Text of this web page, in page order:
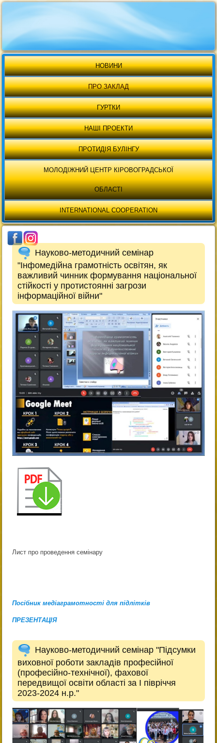
НОВИНИ
ПРО ЗАКЛАД
ГУРТКИ
НАШІ ПРОЕКТИ
ПРОТИДІЯ БУЛІНГУ
МОЛОДІЖНИЙ ЦЕНТР КІРОВОГРАДСЬКОЇ
ОБЛАСТІ
INTERNATIONAL COOPERATION
Науково-методичний семінар
"Інфомедійна грамотність освітян, як
важливий чинник формування національної
стійкості у протистоянні загрози
інформаційної війни"
Лист про проведення семінару
Посібник медіаграмотності для підлітків
ПРЕЗЕНТАЦІЯ
Науково-методичний семінар "Підсумки
виховної роботи закладів професійної
(професійно-технічної), фахової
передвищої освіти області за І півріччя
2023-2024 н.р."